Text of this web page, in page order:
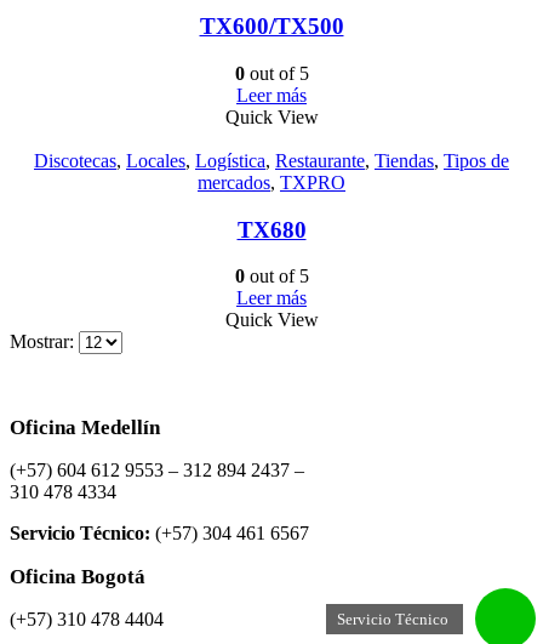
Servicio Técnico
TX600/TX500
0out of 5
Leer más
Quick View
Discotecas, Locales, Logística, Restaurante, Tiendas, Tipos de
mercados, TXPRO
TX680
0out of 5
Leer más
Quick View
Mostrar:
Oficina Medellín
(+57) 604 612 9553 – 312 894 2437 –
310 478 4334
Servicio Técnico: (+57) 304 461 6567
Oficina Bogotá
(+57) 310 478 4404